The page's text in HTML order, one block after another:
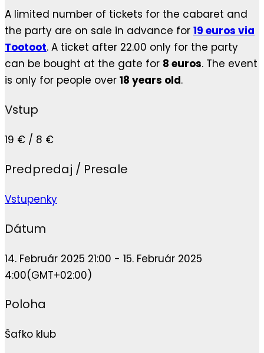
A limited number of tickets for the cabaret and
the party are on sale in advance for 19 euros via
Tootoot. A ticket after 22.00 only for the party
can be bought at the gate for 8 euros. The event
is only for people over 18 years old.
Vstup
19 € / 8 €
Predpredaj / Presale
Vstupenky
Dátum
14. Február 2025 21:00 - 15. Február 2025
4:00(GMT+02:00)
Poloha
Šafko klub